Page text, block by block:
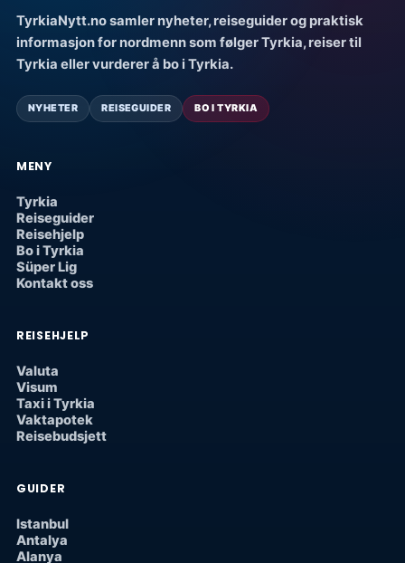
TyrkiaNytt.no samler nyheter, reiseguider og praktisk
informasjon for nordmenn som følger Tyrkia, reiser til
Tyrkia eller vurderer å bo i Tyrkia.
NYHETER REISEGUIDER BO I TYRKIA
MENY
Tyrkia
Reiseguider
Reisehjelp
Bo i Tyrkia
Süper Lig
Kontakt oss
REISEHJELP
Valuta
Visum
Taxi i Tyrkia
Vaktapotek
Reisebudsjett
GUIDER
Istanbul
Antalya
Alanya